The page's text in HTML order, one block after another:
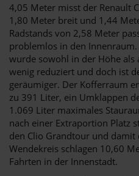
4,05 Meter misst der Renault
1,80 Meter breit und 1,44
Radstands von 2,58 Meter
problemlos in den
wurde sowohl in der Höhe als
wenig reduziert und doch ist
geräumiger. Der Kofferraum
zu 391 Liter, ein Umklappen
1.069 Liter maximales
nach einer Extraportion Platz
den Clio Grandtour und
Wendekreis schlagen 10,60
Fahrten in der Innenstadt.